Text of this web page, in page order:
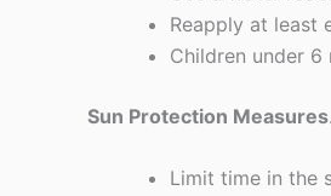
Reapply at least
Children under
Sun Protection Measures
Limit time in the